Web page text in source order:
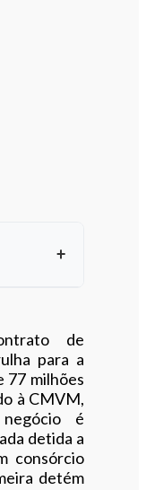
de
para a
77 milhões
à CMVM,
é
detida a
consórcio
detém